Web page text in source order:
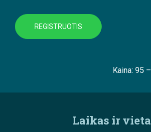
REGISTRUOTIS
Kaina: 95
Laikas ir vieta